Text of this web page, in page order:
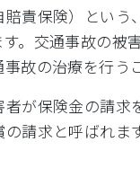
責保険）とい
。交通事故の
故の治療を行う
が保険金の請
請求と呼ばれ